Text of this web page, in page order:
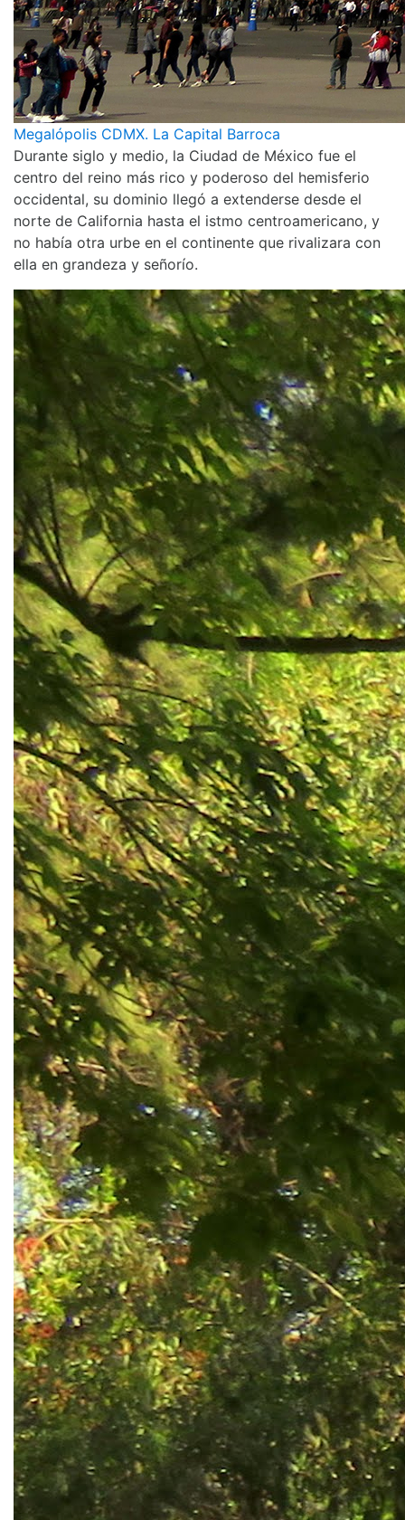
Megalópolis CDMX. La Capital Barroca
Durante siglo y medio, la Ciudad de México fue el
centro del reino más rico y poderoso del hemisferio
occidental, su dominio llegó a extenderse desde el
norte de California hasta el istmo centroamericano, y
no había otra urbe en el continente que rivalizara con
ella en grandeza y señorío.